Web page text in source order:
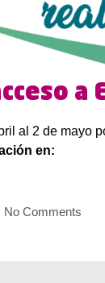
al 2 de mayo
en:
No Comments